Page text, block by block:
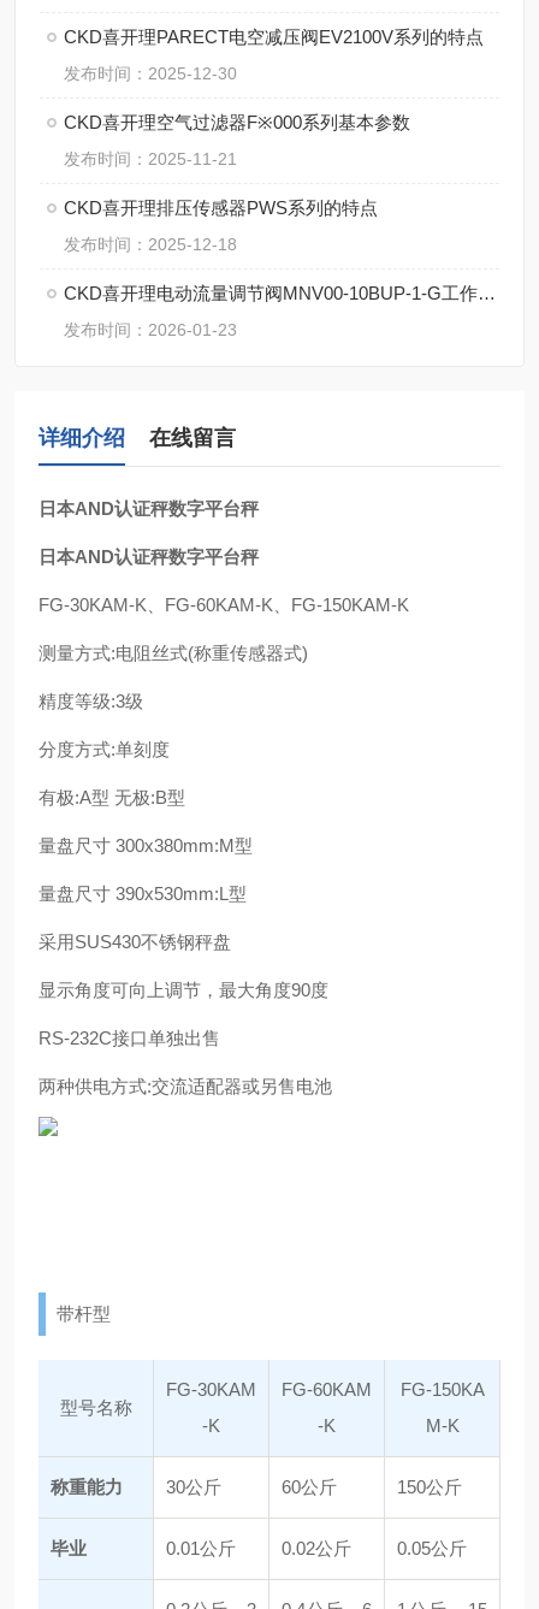
CKD喜开理PARECT电空减压阀EV2100V系列的特点
发布时间：2025-12-30
CKD喜开理空气过滤器F※000系列基本参数
发布时间：2025-11-21
CKD喜开理排压传感器PWS系列的特点
发布时间：2025-12-18
CKD喜开理电动流量调节阀MNV00-10BUP-1-G工作原理
发布时间：2026-01-23
详细介绍 在线留言
日本AND认证秤数字平台秤
日本AND认证秤数字平台秤
FG-30KAM-K、FG-60KAM-K、FG-150KAM-K
测量方式:电阻丝式(称重传感器式)
精度等级:3级
分度方式:单刻度
有极:A型 无极:B型
量盘尺寸 300x380mm:M型
量盘尺寸 390x530mm:L型
采用SUS430不锈钢秤盘
显示角度可向上调节，最大角度90度
RS-232C接口单独出售
两种供电方式:交流适配器或另售电池
带杆型
型号名称
FG-30KAM
-K
FG-60KAM
-K
FG-150KA
M-K
称重能力 30公斤 60公斤 150公斤
毕业 0.01公斤 0.02公斤 0.05公斤